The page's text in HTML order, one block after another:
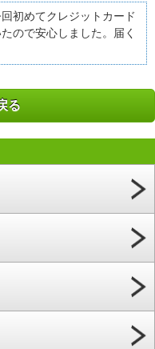
初めてクレジットカード
ので安心しました。届く
る